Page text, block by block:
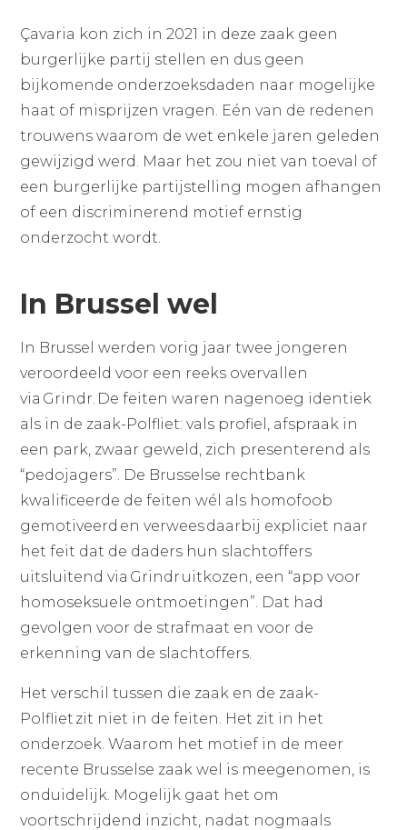
Çavaria kon zich in 2021 in deze zaak geen
burgerlijke partij stellen en dus geen
bijkomende onderzoeksdaden naar mogelijke
haat of misprijzen vragen. Eén van de redenen
trouwens waarom de wet enkele jaren geleden
gewijzigd werd. Maar het zou niet van toeval of
een burgerlijke partijstelling mogen afhangen
of een discriminerend motief ernstig
onderzocht wordt.
In Brussel wel
In Brussel werden vorig jaar twee jongeren
veroordeeld voor een reeks overvallen
via Grindr. De feiten waren nagenoeg identiek
als in de zaak-Polfliet: vals profiel, afspraak in
een park, zwaar geweld, zich presenterend als
“pedojagers”. De Brusselse rechtbank
kwalificeerde de feiten wél als homofoob
gemotiveerd en verwees daarbij expliciet naar
het feit dat de daders hun slachtoffers
uitsluitend via Grindr uitkozen, een “app voor
homoseksuele ontmoetingen”. Dat had
gevolgen voor de strafmaat en voor de
erkenning van de slachtoffers.
Het verschil tussen die zaak en de zaak-
Polfliet zit niet in de feiten. Het zit in het
onderzoek. Waarom het motief in de meer
recente Brusselse zaak wel is meegenomen, is
onduidelijk. Mogelijk gaat het om
voortschrijdend inzicht, nadat nogmaals